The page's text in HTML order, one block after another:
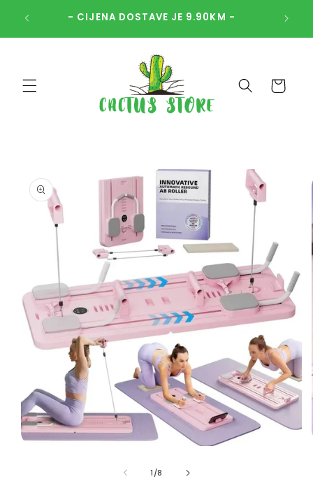
content- CIJENA DOSTAVE JE 9.90KM - - ZA
Cart
product
information
1 /of
8